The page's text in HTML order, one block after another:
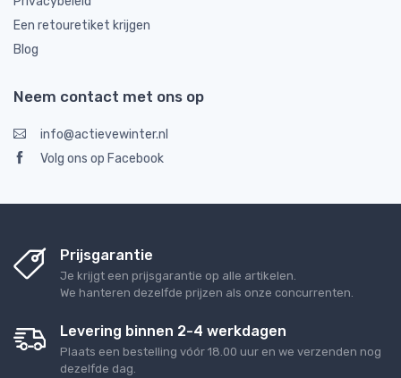
Een retouretiket krijgen
Blog
Neem contact met ons op
info@actievewinter.nl
Volg ons op Facebook
Prijsgarantie
Je krijgt een prijsgarantie op alle artikelen.
We hanteren dezelfde prijzen als onze concurrenten.
Levering binnen 2-4 werkdagen
Plaats een bestelling vóór 18.00 uur en we verzenden nog
dezelfde dag.